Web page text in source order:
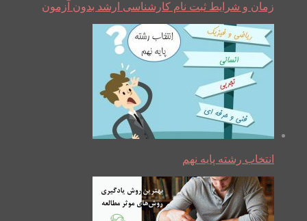
زمان و شرایط ثبت نام کارشناسی ارشد بدون آزمون
انتخاب رشته پایه نهم